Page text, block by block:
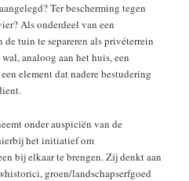
Ter bescherming tegen
Als onderdeel van een
tuin te separeren als privéterrein
analoog aan het huis, een
element dat nadere bestudering
onder auspiciën van de
het initiatief om
bij elkaar te brengen. Zij denkt aan
groen/landschapserfgoed